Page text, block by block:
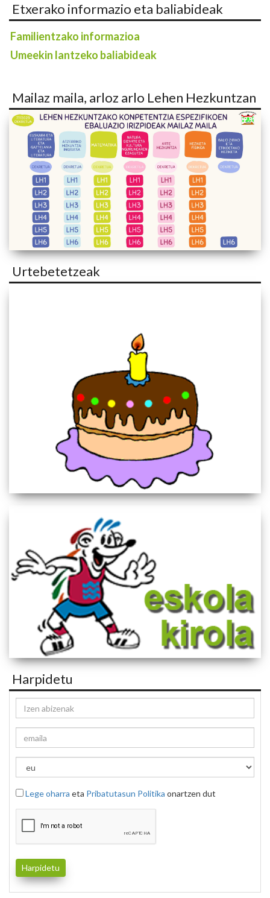
Etxerako informazio eta baliabideak
Familientzako informazioa
Umeekin lantzeko baliabideak
Mailaz maila, arloz arlo Lehen Hezkuntzan
Urtebetetzeak
Harpidetu
Lege oharra eta Pribatutasun Politika onartzen dut